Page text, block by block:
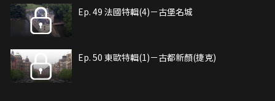
Ep. 49 法國特輯(4)－古堡名城
Ep. 50 東歐特輯(1)－古都新顏(捷克)